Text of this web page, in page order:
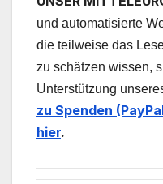
und automatisierte
die teilweise das
zu schätzen wissen,
Unterstützung
zu Spenden
hier.